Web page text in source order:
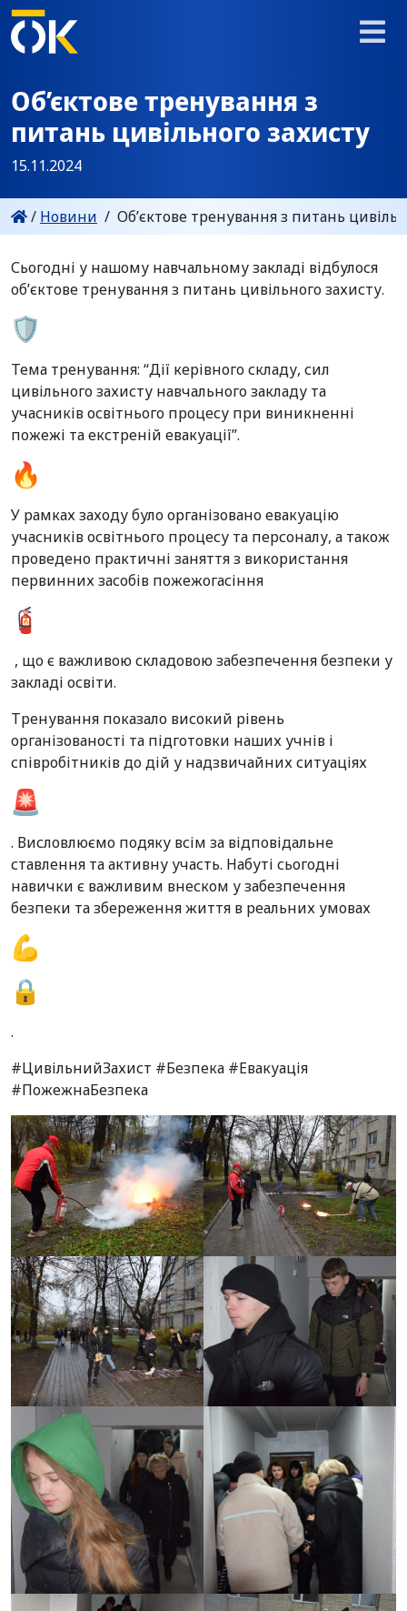
Об’єктове тренування з
питань цивільного захисту
15.11.2024
/ Новини / Об’єктове тренування з питань
Сьогодні у нашому навчальному закладі відбулося
об’єктове тренування з питань цивільного захисту.
Тема тренування: “Дії керівного складу, сил
цивільного захисту навчального закладу та
учасників освітнього процесу при виникненні
пожежі та екстреній евакуації”.
У рамках заходу було організовано евакуацію
учасників освітнього процесу та персоналу, а також
проведено практичні заняття з використання
первинних засобів пожежогасіння
, що є важливою складовою забезпечення безпеки у
закладі освіти.
Тренування показало високий рівень
організованості та підготовки наших учнів і
співробітників до дій у надзвичайних ситуаціях
. Висловлюємо подяку всім за відповідальне
ставлення та активну участь. Набуті сьогодні
навички є важливим внеском у забезпечення
безпеки та збереження життя в реальних умовах
.
#ЦивільнийЗахист #Безпека #Евакуація
#ПожежнаБезпека